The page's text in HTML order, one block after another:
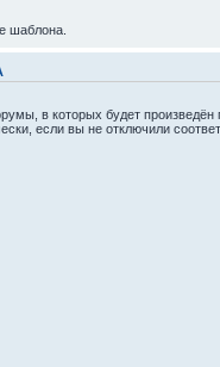
шаблона.
в которых будет произведён
если вы не отключили